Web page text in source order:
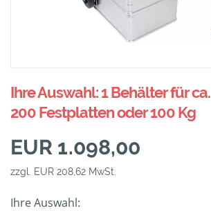
Ihre Auswahl: 1 Behälter für ca.
200 Festplatten oder 100 Kg
EUR 1.098,00
zzgl. EUR 208,62 MwSt.
Ihre Auswahl: